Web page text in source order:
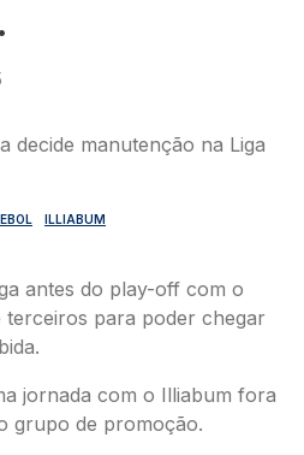
ILLIABUM
antes do play-off com o
terceiros para poder chegar
jornada com o Illiabum fora
grupo de promoção.